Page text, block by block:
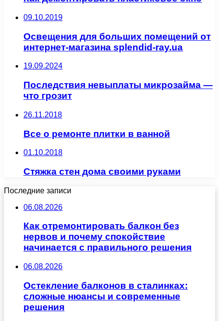
09.10.2019
Освещения для больших помещений от
интернет-магазина splendid-ray.ua
19.09.2024
Последствия невыплаты микрозайма —
что грозит
26.11.2018
Все о ремонте плитки в ванной
01.10.2018
Стяжка стен дома своими руками
Последние записи
06.08.2026
Как отремонтировать балкон без
нервов и почему спокойствие
начинается с правильного решения
06.08.2026
Остекление балконов в сталинках:
сложные нюансы и современные
решения